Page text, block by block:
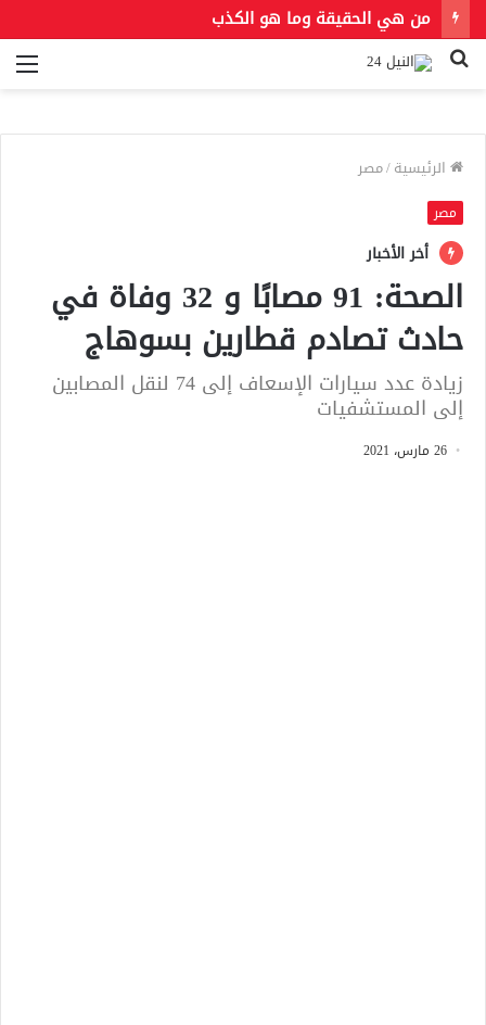
من هي الحقيقة وما هو الكذب
بحث
الرئيسية/مصر
مصر
أخر الأخبار
الصحة: 91 مصابًا و 32 وفاة في
حادث تصادم قطارين بسوهاج
زيادة عدد سيارات الإسعاف إلى 74 لنقل المصابين
إلى المستشفيات
26 مارس، 2021